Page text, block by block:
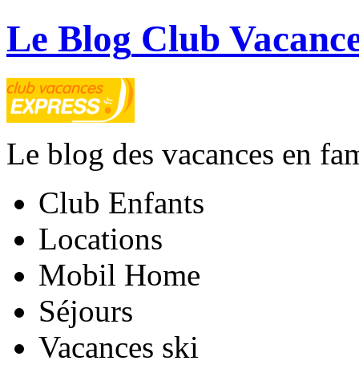
Le Blog Club
Le blog des vacances en
Club Enfants
Locations
Mobil Home
Séjours
Vacances ski